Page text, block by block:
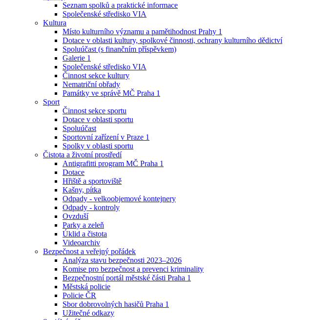
Seznam spolků a praktické informace
Společenské středisko VIA
Kultura
Místo kulturního významu a pamětihodnost Prahy 1
Dotace v oblasti kultury, spolkové činnosti, ochrany kulturního dědictví
Spoluúčast (s finančním příspěvkem)
Galerie 1
Společenské středisko VIA
Činnost sekce kultury
Nematriční obřady
Památky ve správě MČ Praha 1
Sport
Činnost sekce sportu
Dotace v oblasti sportu
Spoluúčast
Sportovní zařízení v Praze 1
Spolky v oblasti sportu
Čistota a životní prostředí
Antigrafitti program MČ Praha 1
Dotace
Hřiště a sportoviště
Kašny, pítka
Odpady - velkoobjemové kontejnery
Odpady - kontroly
Ovzduší
Parky a zeleň
Úklid a čistota
Videoarchiv
Bezpečnost a veřejný pořádek
Analýza stavu bezpečnosti 2023–2026
Komise pro bezpečnost a prevenci kriminality
Bezpečnostní portál městské části Praha 1
Městská policie
Policie ČR
Sbor dobrovolných hasičů Praha 1
Užitečné odkazy